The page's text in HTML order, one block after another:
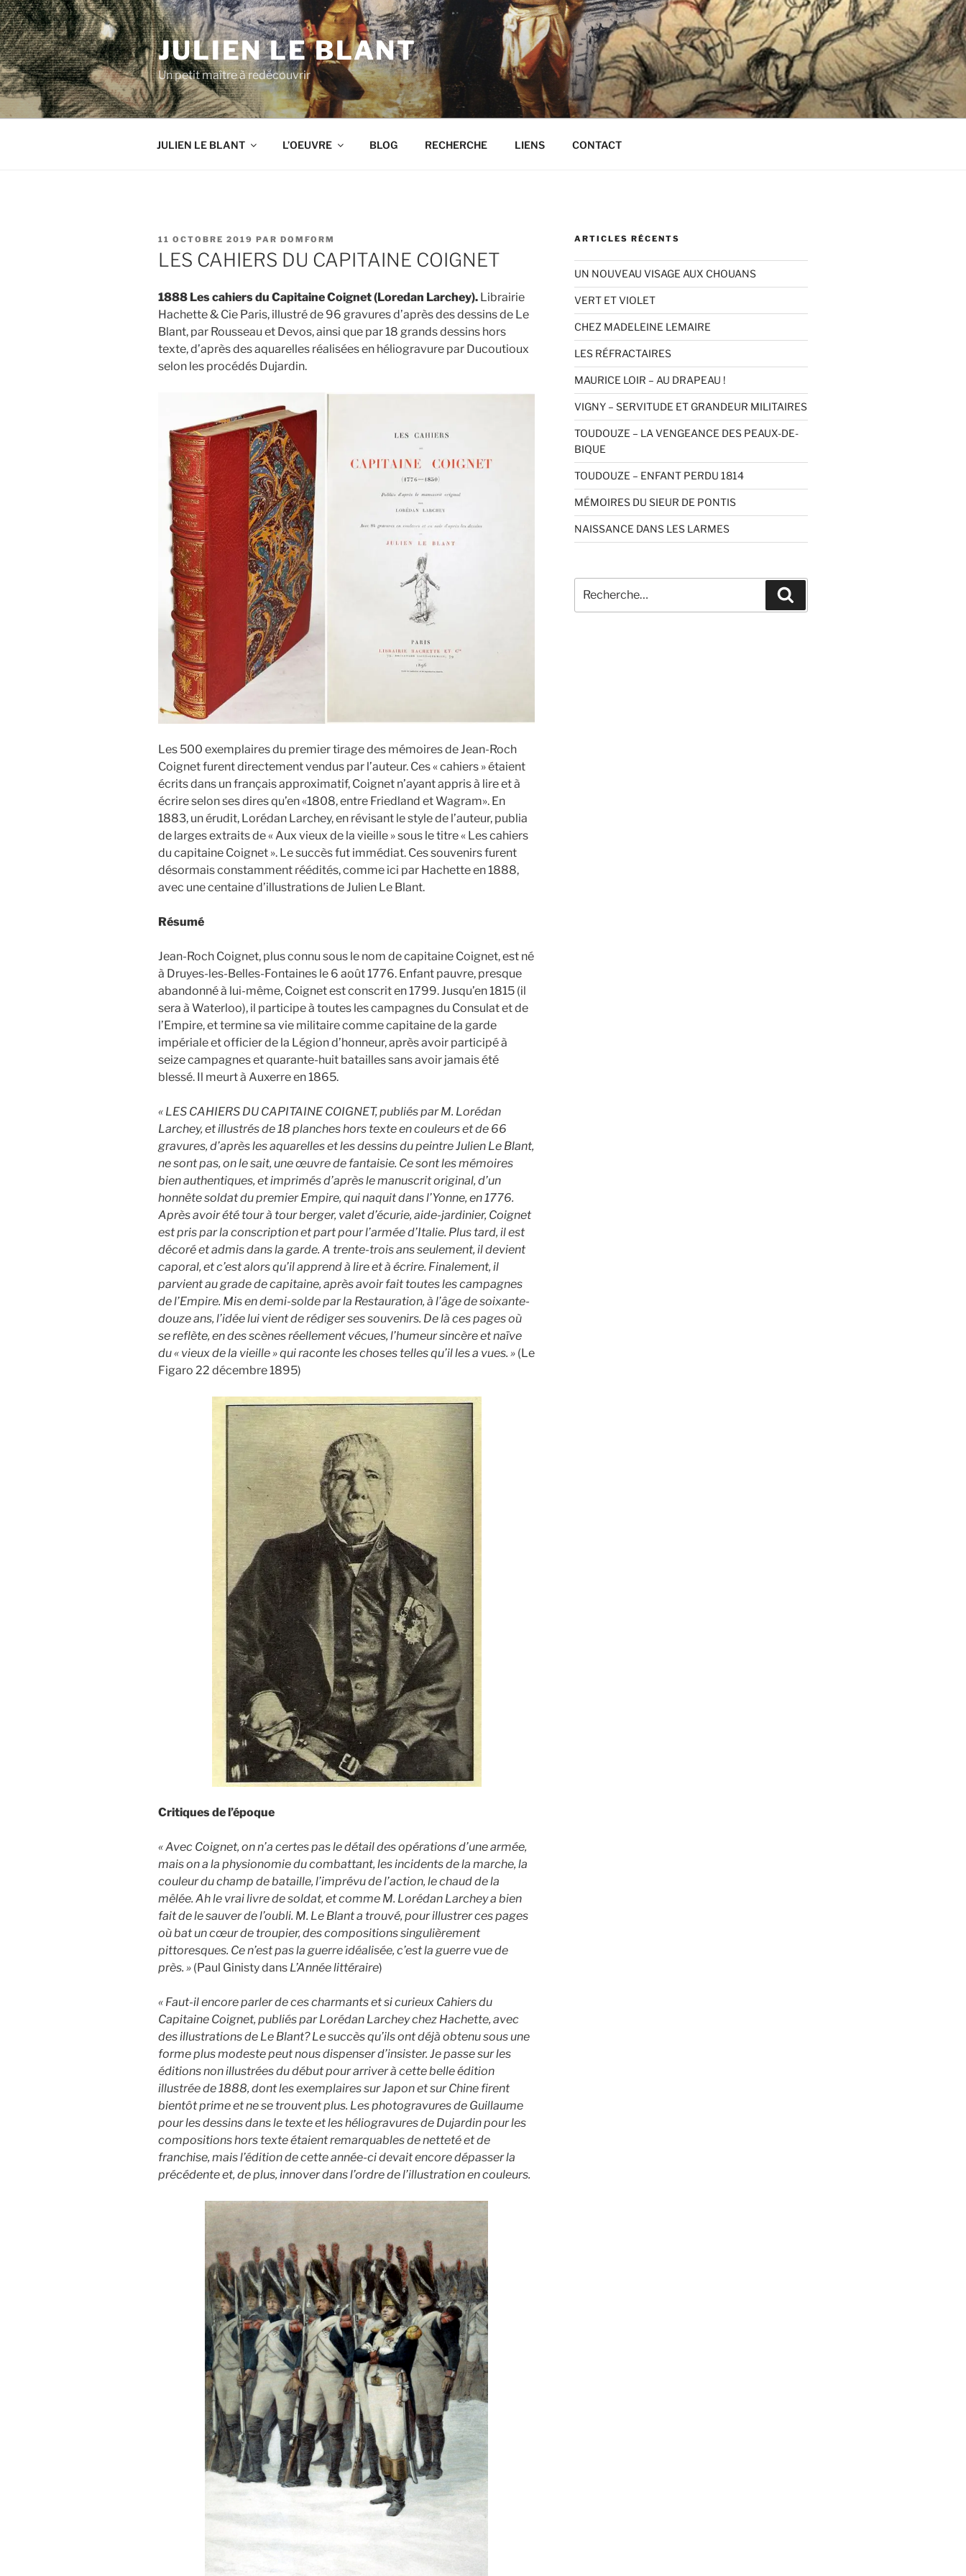
Aller
au
contenu
principal
JULIEN LE BLANT
Un petit maître à redécouvrir
JULIEN LE BLANT L’OEUVRE BLOG RECHERCHE LIENS CONTACT
PUBLIÉ
LE
11 OCTOBRE 2019 PAR DOMFORM
LES CAHIERS DU CAPITAINE COIGNET
1888 Les cahiers du Capitaine Coignet (Loredan Larchey). Librairie
Hachette & Cie Paris, illustré de 96 gravures d’après des dessins de Le
Blant, par Rousseau et Devos, ainsi que par 18 grands dessins hors
texte, d’après des aquarelles réalisées en héliogravure par Ducoutioux
selon les procédés Dujardin.
Les 500 exemplaires du premier tirage des mémoires de Jean-Roch
Coignet furent directement vendus par l’auteur. Ces « cahiers » étaient
écrits dans un français approximatif, Coignet n’ayant appris à lire et à
écrire selon ses dires qu’en «1808, entre Friedland et Wagram». En
1883, un érudit, Lorédan Larchey, en révisant le style de l’auteur, publia
de larges extraits de « Aux vieux de la vieille » sous le titre « Les cahiers
du capitaine Coignet ». Le succès fut immédiat. Ces souvenirs furent
désormais constamment réédités, comme ici par Hachette en 1888,
avec une centaine d’illustrations de Julien Le Blant.
Résumé
Jean-Roch Coignet, plus connu sous le nom de capitaine Coignet, est né
à Druyes-les-Belles-Fontaines le 6 août 1776. Enfant pauvre, presque
abandonné à lui-même, Coignet est conscrit en 1799. Jusqu’en 1815 (il
sera à Waterloo), il participe à toutes les campagnes du Consulat et de
l’Empire, et termine sa vie militaire comme capitaine de la garde
impériale et officier de la Légion d’honneur, après avoir participé à
seize campagnes et quarante-huit batailles sans avoir jamais été
blessé. Il meurt à Auxerre en 1865.
« LES CAHIERS DU CAPITAINE COIGNET, publiés par M. Lorédan
Larchey, et illustrés de 18 planches hors texte en couleurs et de 66
gravures, d’après les aquarelles et les dessins du peintre Julien Le Blant,
ne sont pas, on le sait, une œuvre de fantaisie. Ce sont les mémoires
bien authentiques, et imprimés d’après le manuscrit original, d’un
honnête soldat du premier Empire, qui naquit dans l’Yonne, en 1776.
Après avoir été tour à tour berger, valet d’écurie, aide-jardinier, Coignet
est pris par la conscription et part pour l’armée d’Italie. Plus tard, il est
décoré et admis dans la garde. A trente-trois ans seulement, il devient
caporal, et c’est alors qu’il apprend à lire et à écrire. Finalement, il
parvient au grade de capitaine, après avoir fait toutes les campagnes
de l’Empire. Mis en demi-solde par la Restauration, à l’âge de soixante-
douze ans, l’idée lui vient de rédiger ses souvenirs. De là ces pages où
se reflète, en des scènes réellement vécues, l’humeur sincère et naïve
du « vieux de la vieille » qui raconte les choses telles qu’il les a vues. » (Le
Figaro 22 décembre 1895)
Critiques de l’époque
« Avec Coignet, on n’a certes pas le détail des opérations d’une armée,
mais on a la physionomie du combattant, les incidents de la marche, la
couleur du champ de bataille, l’imprévu de l’action, le chaud de la
mêlée. Ah le vrai livre de soldat, et comme M. Lorédan Larchey a bien
fait de le sauver de l’oubli. M. Le Blant a trouvé, pour illustrer ces pages
où bat un cœur de troupier, des compositions singulièrement
pittoresques. Ce n’est pas la guerre idéalisée, c’est la guerre vue de
près. » (Paul Ginisty dans L’Année littéraire)
« Faut-il encore parler de ces charmants et si curieux Cahiers du
Capitaine Coignet, publiés par Lorédan Larchey chez Hachette, avec
des illustrations de Le Blant? Le succès qu’ils ont déjà obtenu sous une
forme plus modeste peut nous dispenser d’insister. Je passe sur les
éditions non illustrées du début pour arriver à cette belle édition
illustrée de 1888, dont les exemplaires sur Japon et sur Chine firent
bientôt prime et ne se trouvent plus. Les photogravures de Guillaume
pour les dessins dans le texte et les héliogravures de Dujardin pour les
compositions hors texte étaient remarquables de netteté et de
franchise, mais l’édition de cette année-ci devait encore dépasser la
précédente et, de plus, innover dans l’ordre de l’illustration en couleurs.
ARTICLES RÉCENTS
UN NOUVEAU VISAGE AUX CHOUANS
VERT ET VIOLET
CHEZ MADELEINE LEMAIRE
LES RÉFRACTAIRES
MAURICE LOIR – AU DRAPEAU !
VIGNY – SERVITUDE ET GRANDEUR MILITAIRES
TOUDOUZE – LA VENGEANCE DES PEAUX-DE-
BIQUE
TOUDOUZE – ENFANT PERDU 1814
MÉMOIRES DU SIEUR DE PONTIS
NAISSANCE DANS LES LARMES
pour
: